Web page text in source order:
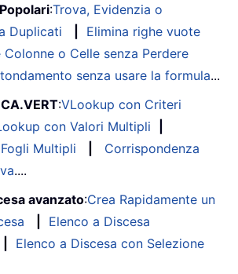
:Trova, Evidenzia o
Duplicati
Elimina righe vuote
Colonne o Celle senza Perdere
senza usare la formula...
:VLookup con Criteri
con Valori Multipli
Multipli
Corrispondenza
....
avanzato:Crea Rapidamente un
Elenco a Discesa
Elenco a Discesa con Selezione